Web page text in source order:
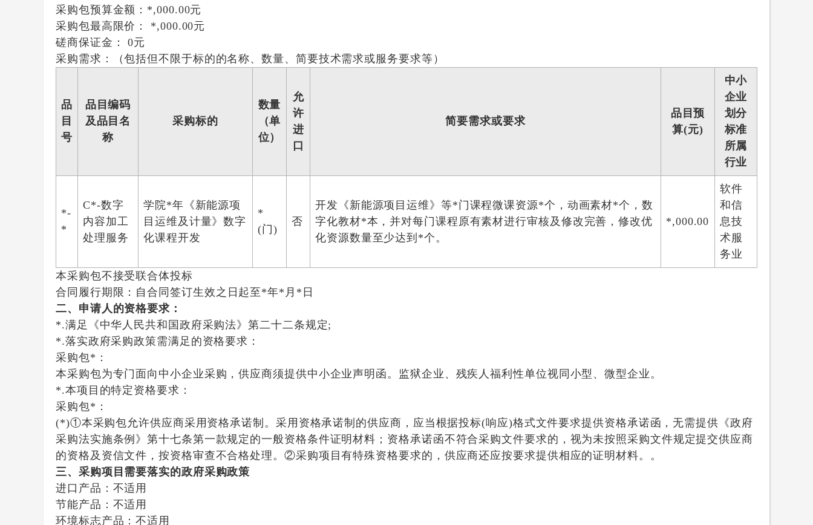
采购包预算金额： *,000.00元
采购包最高限价： *,000.00元
磋商保证金：
0元
采购需求：（包括但不限于标的的名称、数量、简要技术需求或服务要求等）
品
目
号
品目编码
及品目名
称
采购标的
数量
（单
位）
允
许
进
口
简要需求或要求
品目预
算(元)
中小
企业
划分
标准
所属
行业
*-
*
C*-数字
内容加工
处理服务
学院*年《新能源项
目运维及计量》数字
化课程开发
*
(门)
否
开发《新能源项目运维》等*门课程微课资源*个，动画素材*个，数
字化教材*本，并对每门课程原有素材进行审核及修改完善，修改优
化资源数量至少达到*个。
*,000.00
软件
和信
息技
术服
务业
本采购包不接受联合体投标
合同履行期限： 自合同签订生效之日起至*年*月*日
二、申请人的资格要求：
*.满足《中华人民共和国政府采购法》第二十二条规定;
*.落实政府采购政策需满足的资格要求：
采购包*：
本采购包为专门面向中小企业采购，供应商须提供中小企业声明函。监狱企业、残疾人福利性单位视同小型、微型企业。
*.本项目的特定资格要求：
采购包*：
(*)①本采购包允许供应商采用资格承诺制。采用资格承诺制的供应商，应当根据投标(响应)格式文件要求提供资格承诺函，无需提供《政府
采购法实施条例》第十七条第一款规定的一般资格条件证明材料；资格承诺函不符合采购文件要求的，视为未按照采购文件规定提交供应商
的资格及资信文件，按资格审查不合格处理。②采购项目有特殊资格要求的，供应商还应按要求提供相应的证明材料。。
三、采购项目需要落实的政府采购政策
进口产品： 不适用
节能产品： 不适用
环境标志产品：不适用